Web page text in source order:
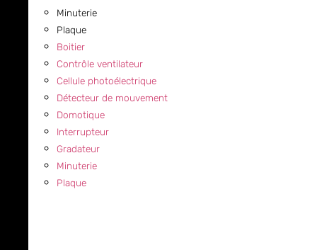
Minuterie
Plaque
Boitier
Contrôle ventilateur
Cellule photoélectrique
Détecteur de mouvement
Domotique
Interrupteur
Gradateur
Minuterie
Plaque